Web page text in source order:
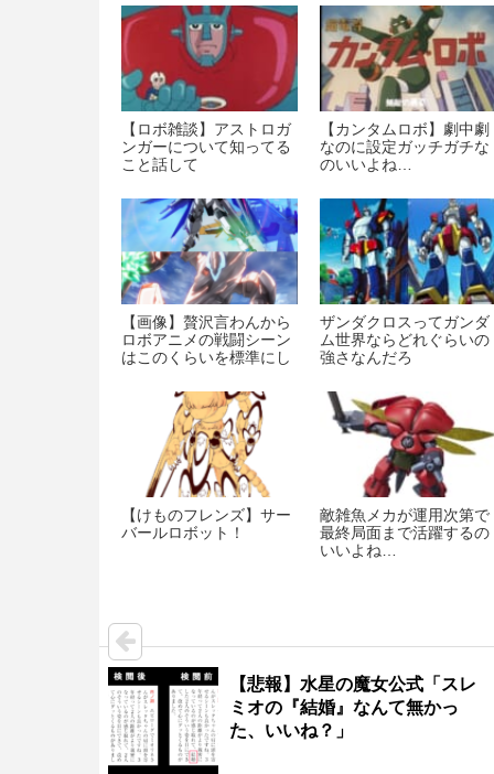
【ロボ雑談】アストロガ
ンガーについて知ってる
こと話して
【カンタムロボ】劇中劇
なのに設定ガッチガチな
のいいよね…
【画像】贅沢言わんから
ロボアニメの戦闘シーン
はこのくらいを標準にし
ザンダクロスってガンダ
ム世界ならどれぐらいの
強さなんだろ
【けものフレンズ】サー
バールロボット！
敵雑魚メカが運用次第で
最終局面まで活躍するの
いいよね…
【悲報】水星の魔女公式「スレ
ミオの『結婚』なんて無かっ
た、いいね？」